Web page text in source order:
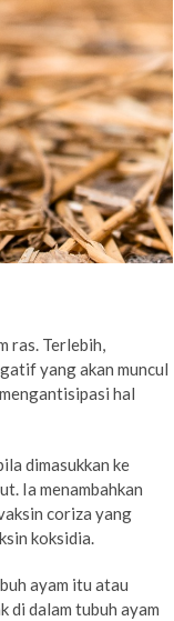
ras. Terlebih,
yang akan muncul
hal
dimasukkan ke
Ia menambahkan
coriza yang
koksidia.
ayam itu atau
di dalam tubuh ayam